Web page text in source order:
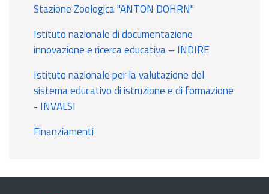
Stazione Zoologica "ANTON DOHRN"
Istituto nazionale di documentazione
innovazione e ricerca educativa – INDIRE
Istituto nazionale per la valutazione del
sistema educativo di istruzione e di formazione
- INVALSI
Finanziamenti